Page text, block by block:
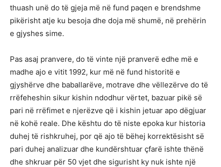
thuash unë do të gjeja më në fund paqen e brendshme
pikërisht atje ku besoja dhe doja më shumë, në prehërin
e gjyshes sime.
Pas asaj pranvere, do të vinte një pranverë edhe më e
madhe ajo e vitit 1992, kur më në fund historitë e
gjyshërve dhe baballarëve, motrave dhe vëllezërve do të
rrëfeheshin sikur kishin ndodhur vërtet, bazuar pikë së
pari në rrëfimet e njerëzve që i kishin jetuar apo dëgjuar
në kohë reale. Dhe kështu do të niste epoka kur historia
duhej të rishkruhej, por që ajo të bëhej korrektësisht së
pari duhej analizuar dhe kundërshtuar çfarë ishte thënë
dhe shkruar për 50 vjet dhe sigurisht ky nuk ishte një